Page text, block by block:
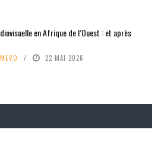
en Afrique de l’Ouest : et après
22 MAI 2026